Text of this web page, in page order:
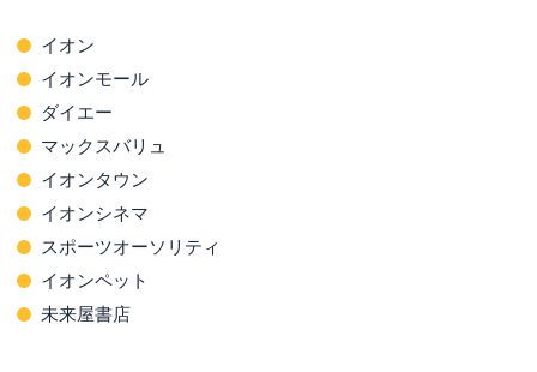
イオン
イオンモール
ダイエー
マックスバリュ
イオンタウン
イオンシネマ
スポーツオーソリティ
イオンペット
未来屋書店